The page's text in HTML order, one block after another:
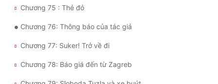
Chương 75 : Thẻ đỏ
Chương 76: Thông báo của tác giả
Chương 77: Suker! Trở về đi
Chương 78: Báo giá đến từ Zagreb